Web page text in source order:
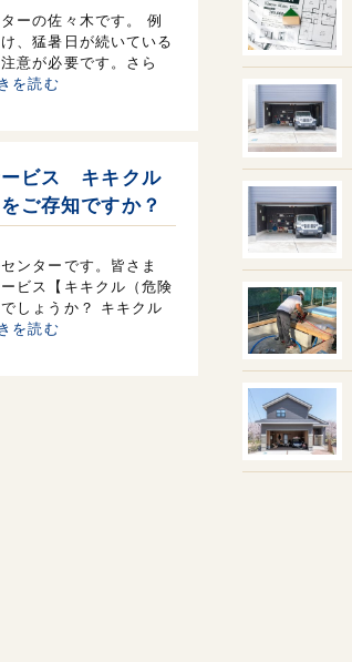
ーの佐々木です。 例
、猛暑日が続いている
意が必要です。さら
を読む
ービス キキクル
ご存知ですか？
ンターです。皆さま
ビス【キキクル（危険
しょうか？ キキクル
を読む